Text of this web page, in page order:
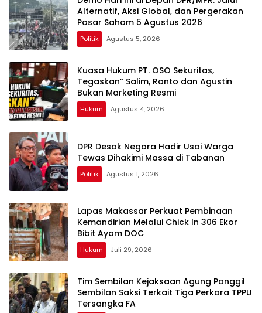
Alternatif, Aksi Global, dan Pergerakan
Pasar Saham 5 Agustus 2026
Politik Agustus 5, 2026
Kuasa Hukum PT. OSO Sekuritas,
Tegaskan” Salim, Ranto dan Agustin
Bukan Marketing Resmi
Hukum Agustus 4, 2026
DPR Desak Negara Hadir Usai Warga
Tewas Dihakimi Massa di Tabanan
Politik Agustus 1, 2026
Lapas Makassar Perkuat Pembinaan
Kemandirian Melalui Chick In 306 Ekor
Bibit Ayam DOC
Hukum Juli 29, 2026
Tim Sembilan Kejaksaan Agung Panggil
Sembilan Saksi Terkait Tiga Perkara TPPU
Tersangka FA